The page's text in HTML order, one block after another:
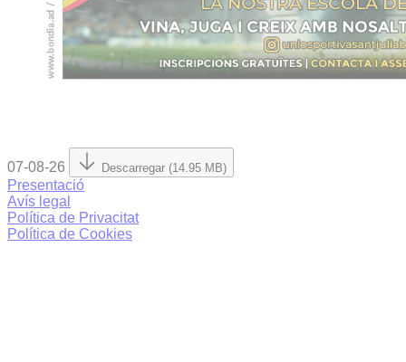
07-08-26 Descarregar (14.95 MB)
Presentació
Avís legal
Política de Privacitat
Política de Cookies